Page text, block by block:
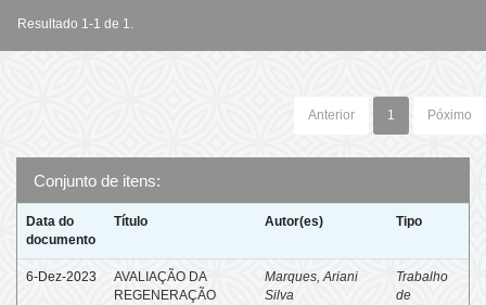
Resultado 1-1 de 1.
Anterior 1 Póximo
Conjunto de itens:
Data do
documento
Título Autor(es) Tipo
6-Dez-2023
AVALIAÇÃO DA
REGENERAÇÃO
Marques, Ariani
Silva
Trabalho
de